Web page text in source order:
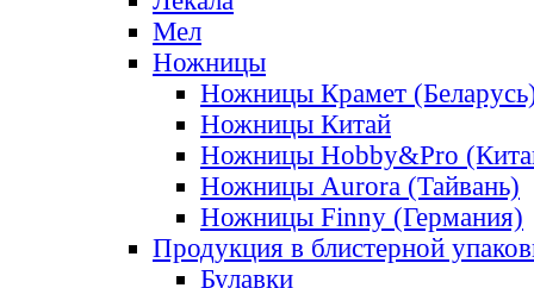
Мел
Ножницы
Ножницы Крамет
Ножницы Китай
Ножницы Hobby&Pro
Ножницы Aurora (Тайвань)
Ножницы Finny (Германия)
Продукция в блистерной
Булавки